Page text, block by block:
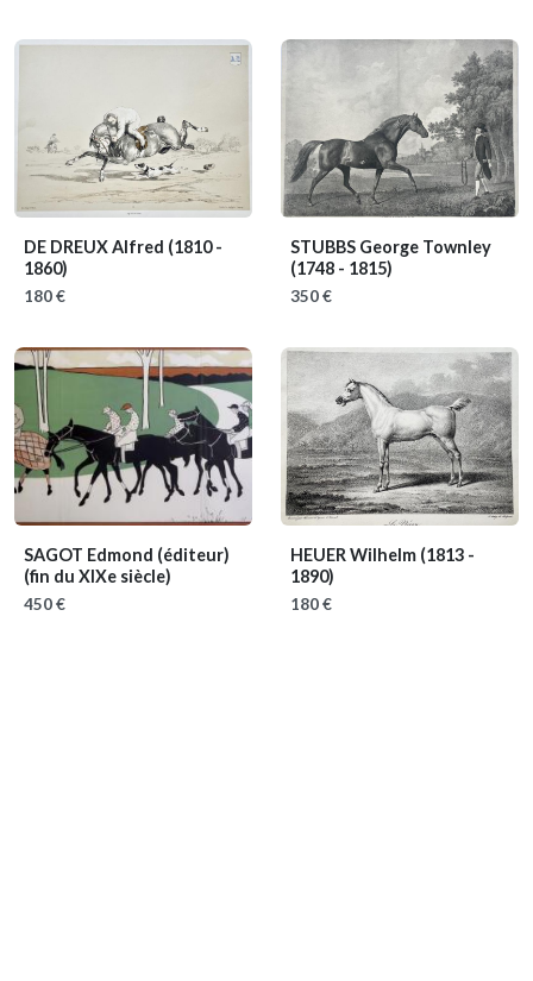
DE DREUX Alfred (1810 -
1860)
180 €
STUBBS George Townley
(1748 - 1815)
350 €
SAGOT Edmond (éditeur)
(fin du XIXe siècle)
450 €
HEUER Wilhelm (1813 -
1890)
180 €